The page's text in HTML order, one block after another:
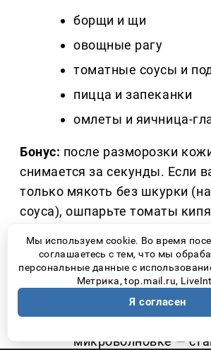
борщи и щи
овощные рагу
томатные соусы и
пицца и запеканки
омлеты и яичница-
Бонус: после разморозки
снимается за секунды. Если
только мякоть без шкурки
соуса), ошпарьте томаты
Главные правила,
испортить
микроволновке —
Мы используем cookie. Во время
соглашаетесь с тем, что мы
персональные данные с
Метрика, top.mail.ru,
Я согласен